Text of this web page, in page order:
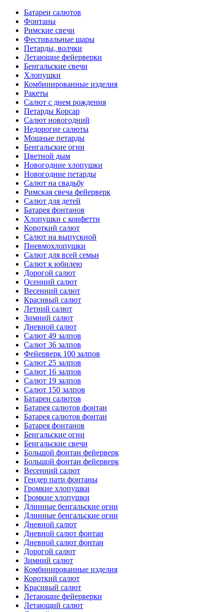
Батареи салютов
Фонтаны
Римские свечи
Фестивальные шары
Петарды, волчки
Летающие фейерверки
Бенгальские свечи
Хлопушки
Комбинированные изделия
Ракеты
Салют с днем рождения
Петарды Корсар
Салют новогодний
Недорогие салюты
Мощные петарды
Бенгальские огни
Цветной дым
Новогодние хлопушки
Новогодние петарды
Салют на свадьбу
Римская свеча фейерверк
Салют для детей
Батарея фонтанов
Хлопушки с конфетти
Короткий салют
Салют на выпускной
Пневмохлопушки
Салют для всей семьи
Салют к юбилею
Дорогой салют
Осенний салют
Весенний салют
Красивый салют
Летний салют
Зимний салют
Дневной салют
Салют 49 залпов
Салют 36 залпов
Фейерверк 100 залпов
Салют 25 залпов
Салют 16 залпов
Салют 19 залпов
Салют 150 залпов
Батареи салютов
Батарея салютов фонтан
Батарея салютов фонтан
Батарея фонтанов
Бенгальские огни
Бенгальские свечи
Большой фонтан фейерверк
Большой фонтан фейерверк
Весенний салют
Гендер пати фонтаны
Громкие хлопушки
Громкие хлопушки
Длинные бенгальские огни
Длинные бенгальские огни
Дневной салют
Дневной салют фонтан
Дневной салют фонтан
Дорогой салют
Зимний салют
Комбинированные изделия
Короткий салют
Красивый салют
Летающие фейерверки
Летающий салют